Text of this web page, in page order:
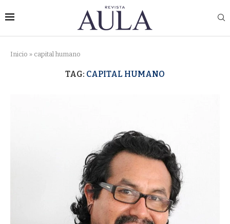
Inicio » capital humano
TAG: CAPITAL HUMANO